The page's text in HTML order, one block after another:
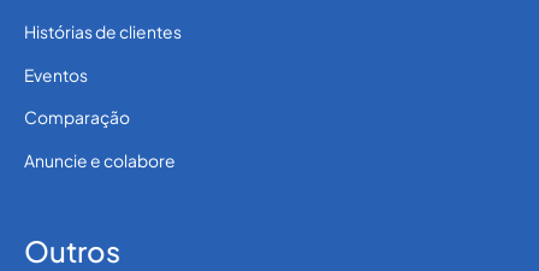
Histórias de clientes
Eventos
Comparação
Anuncie e colabore
Outros